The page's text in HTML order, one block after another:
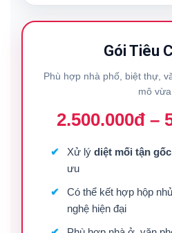
Gói Tiêu
Phù hợp nhà phố, biệt thự,
mô vừa
2.500.000đ –
Xử lý diệt mối tận gốc
ưu
Có thể kết hợp hộp
nghệ hiện đại